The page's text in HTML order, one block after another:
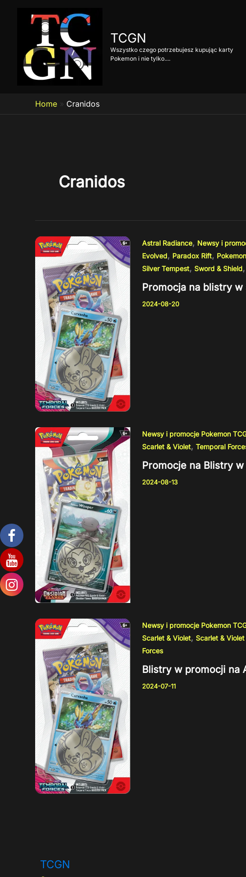
TCGN
Wszystko czego potrzebujesz kupując karty
Pokemon i nie tylko....
Home » Cranidos
Cranidos
Astral Radiance, Newsy i
Evolved, Paradox Rift,
Silver Tempest, Sword & Shield,
Promocja na blistry
2024-08-20
Newsy i promocje Pokemon
Scarlet & Violet, Temporal
Promocje na Blistry
2024-08-13
Newsy i promocje Pokemon
Scarlet & Violet, Scarlet &
Forces
Blistry w promocji na
2024-07-11
TCGN